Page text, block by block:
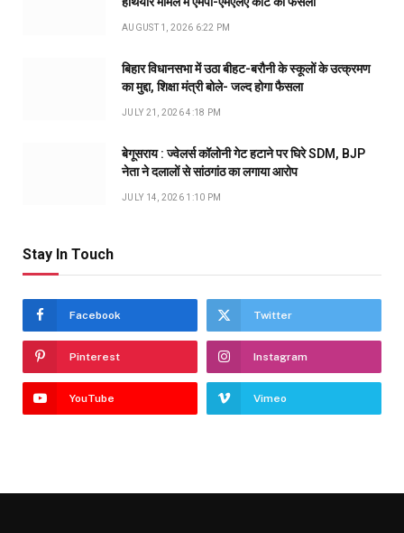
AUGUST 1, 2026 6:22 PM
बिहार विधानसभा में उठा बीहट-बरौनी के स्कूलों के उत्क्रमण
का मुद्दा, शिक्षा मंत्री बोले- जल्द होगा फैसला
JULY 21, 2026 4:18 PM
बेगूसराय : ज्वेलर्स कॉलोनी गेट हटाने पर घिरे SDM, BJP
नेता ने दलालों से सांठगांठ का लगाया आरोप
JULY 14, 2026 1:10 PM
Stay In Touch
Facebook Twitter
Pinterest Instagram
YouTube Vimeo